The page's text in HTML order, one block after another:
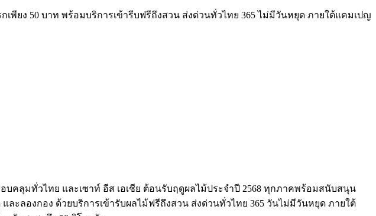
พียง 50 บาท พร้อมบริการเข้ารีบฟรีถึงสวน ส่งด่วนทั่วไทย 365 ไม่มีวันหยุด ภายใต้แคมเปญ
คลุมทั่วไทย และเซาท์ อีส เอเชีย ต้อนรับฤดูผลไม้ประจำปี 2568 ทุกภาคพร้อมสนับสนุน
ะลองกอง ด้วยบริการเข้ารับผลไม้ฟรีถึงสวน ส่งด่วนทั่วไทย 365 วันไม่มีวันหยุด ภายใต้